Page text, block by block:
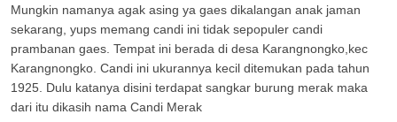
Mungkin namanya agak asing ya gaes dikalangan anak jaman
sekarang, yups memang candi ini tidak sepopuler candi
prambanan gaes. Tempat ini berada di desa Karangnongko,kec
Karangnongko. Candi ini ukurannya kecil ditemukan pada tahun
1925. Dulu katanya disini terdapat sangkar burung merak maka
dari itu dikasih nama Candi Merak